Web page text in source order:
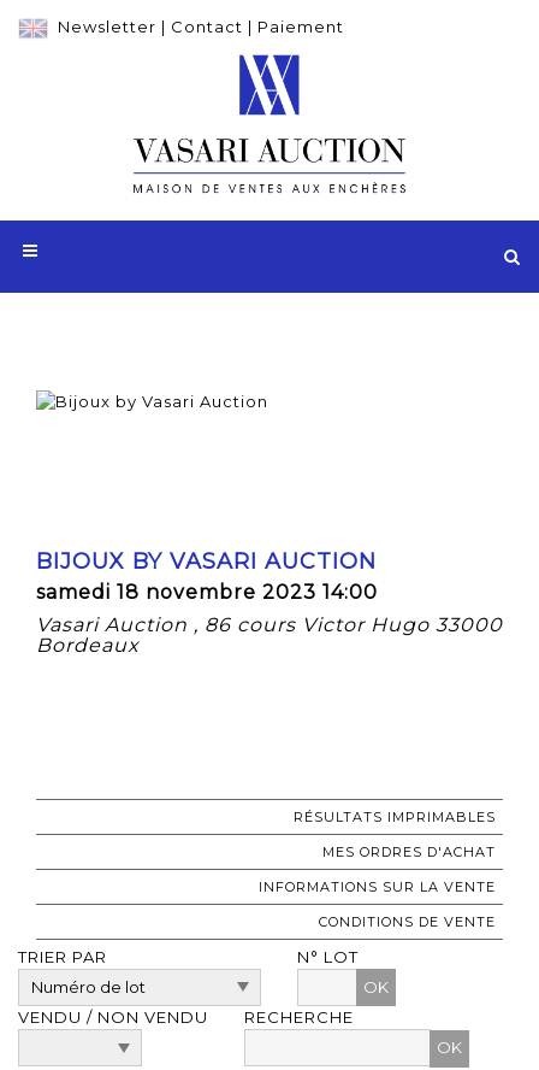
Newsletter | Contact | Paiement
BIJOUX BY VASARI AUCTION
samedi 18 novembre 2023 14:00
Vasari Auction , 86 cours Victor Hugo 33000
Bordeaux
RÉSULTATS IMPRIMABLES
MES ORDRES D'ACHAT
INFORMATIONS SUR LA VENTE
CONDITIONS DE VENTE
TRIER PAR
N° LOT
OK
VENDU / NON VENDU
RECHERCHE